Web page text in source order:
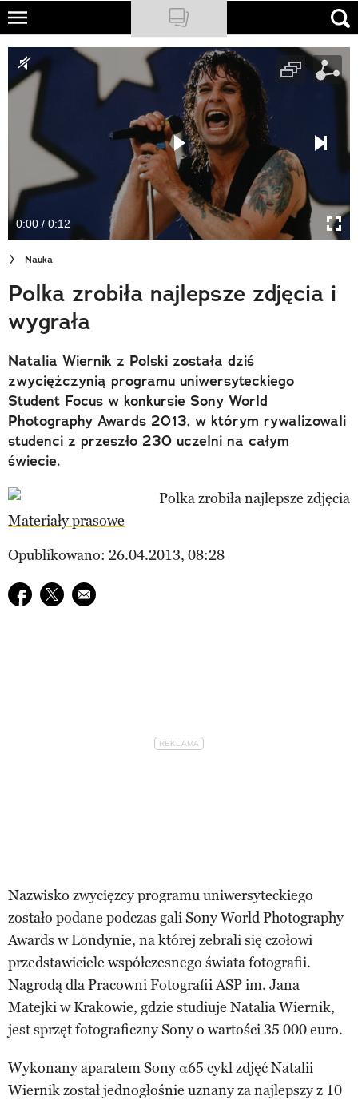
Skip
main
content
NATIONAL GEOGRAPHIC
TRAVELER
PODCASTY
Newsletter
Cuda Polski
Wielki Konkurs Fotograficzny
Trendbook Podróżniczy
Polecane
0:00 / 0:12
Nauka
Polka zrobiła najlepsze zdjęcia i
wygrała
Natalia Wiernik z Polski została dziś
zwyciężczynią programu uniwersyteckiego
Student Focus w konkursie Sony World
Photography Awards 2013, w którym rywalizowali
studenci z przeszło 230 uczelni na całym
świecie.
Materiały prasowe
Opublikowano: 26.04.2013, 08:28
Udostępnij na facebook
Udostępnij na twitter
E-mail do przyjaciela
Nazwisko zwycięzcy programu uniwersyteckiego
zostało podane podczas gali Sony World Photography
Awards w Londynie, na której zebrali się czołowi
przedstawiciele współczesnego świata fotografii.
Nagrodą dla Pracowni Fotografii ASP im. Jana
Matejki w Krakowie, gdzie studiuje Natalia Wiernik,
jest sprzęt fotograficzny Sony o wartości 35 000 euro.
Wykonany aparatem Sony α65 cykl zdjęć Natalii
Wiernik został jednogłośnie uznany za najlepszy z 10